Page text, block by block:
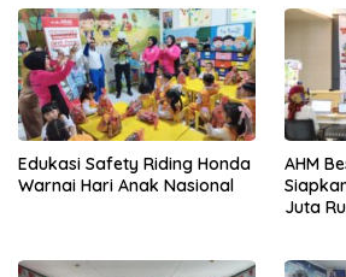
Edukasi Safety Riding Honda
Warnai Hari Anak Nasional
AHM
Juta